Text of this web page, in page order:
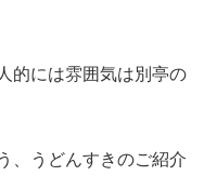
的には雰囲気は別亭の
、うどんすきのご紹介